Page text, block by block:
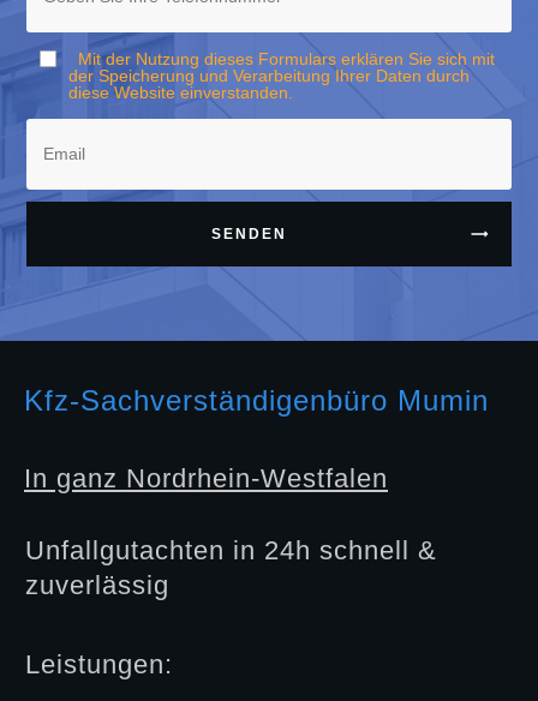
Mit der Nutzung dieses Formulars erklären Sie sich mit
der Speicherung und Verarbeitung Ihrer Daten durch
diese Website einverstanden.
SENDEN
Kfz-Sachverständigenbüro Mumin
In ganz Nordrhein-Westfalen
Unfallgutachten in 24h schnell &
zuverlässig
Leistungen: